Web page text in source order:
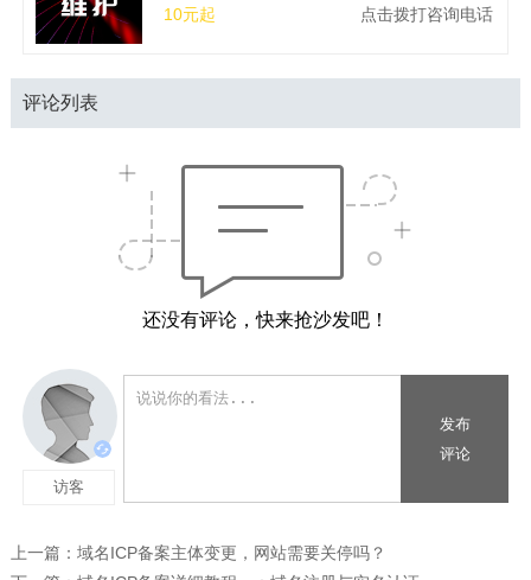
10元起 点击拨打咨询电话
评论列表
还没有评论，快来抢沙发吧！
上一篇： 域名ICP备案主体变更，网站需要关停吗？